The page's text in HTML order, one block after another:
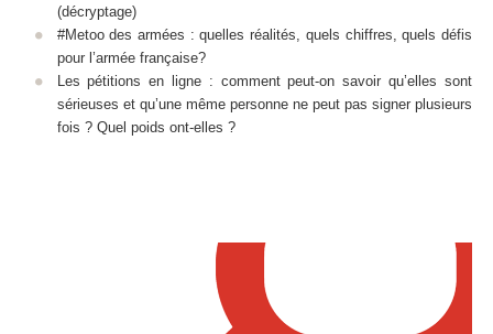
(décryptage)
#Metoo des armées : quelles réalités, quels chiffres, quels défis
pour l’armée française?
Les pétitions en ligne : comment peut-on savoir qu’elles sont
sérieuses et qu’une même personne ne peut pas signer plusieurs
fois ? Quel poids ont-elles ?